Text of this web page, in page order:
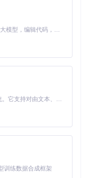
库提供了丰富的
据传输的基本流程，
通信；HID设备示例
史数据，通过BLE
离通信和周期性广
等方式参与项目
。随着物联网设备对
Claude Code 的开源替代方案。连接任意大模型，编辑代码，运行命令，自动验证 — 全自动执行。用 Rust 构建，极致性能。 ｜ An open-source alternative to Claude Code. Connect any LLM, edit code, run commands, and verify changes — autonomously. Built in Rust for speed. Get Started
MiniMax H3 是一个通用的全模态生成系统。它支持对由文本、图像、视频和音频组成的多模态上下文进行统一理解，并能生成分辨率高达 2K、时长可达 15 秒的带原生立体声音频的视频。得益于面向任务泛化的系统设计，H3 在预训练阶段就已具备广泛的多模态上下文理解与生成能力，能够出色地执行复杂的多模态指令。
训练数据合成框架